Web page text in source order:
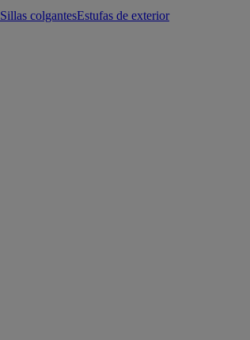
Sillas colgantesEstufas de exterior